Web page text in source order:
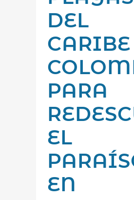
DEL
CARIBE
PARA
EL
EN